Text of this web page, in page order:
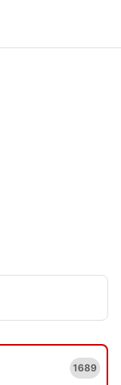
1689